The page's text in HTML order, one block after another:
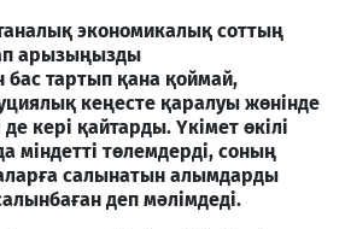
экономикалық соттың
арызыңызды
бас тартып қана қоймай,
кеңесте қаралуы жөнінде
де кері қайтарды. Үкімет өкілі
міндетті төлемдерді, соның
салынатын алымдарды
деп мәлімдеді.